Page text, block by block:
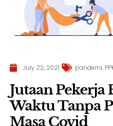
July 22, 2021 pandemi,
Jutaan Pekerja
Waktu Tanpa
Masa Covid